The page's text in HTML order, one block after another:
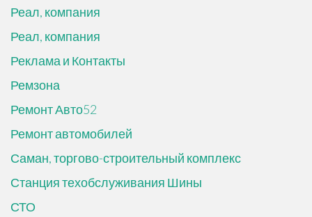
Реал, компания
Реал, компания
Реклама и Контакты
Ремзона
Ремонт Авто52
Ремонт автомобилей
Саман, торгово-строительный комплекс
Станция техобслуживания Шины
СТО